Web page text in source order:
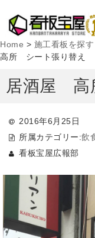
Home > 施工看板を探す
高所 シート張り替え
居酒屋 高
2016年6月25日
所属カテゴリー:飲
看板宝屋広報部